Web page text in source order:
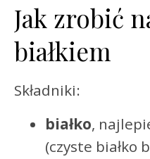
Jak zrobić
białkiem
Składniki:
białko,
(czyste białko